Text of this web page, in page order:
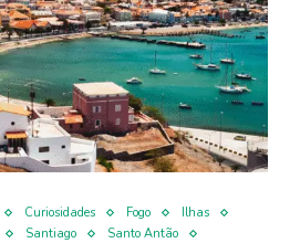
Curiosidades Fogo
Ilhas
Santiago
Santo Antão